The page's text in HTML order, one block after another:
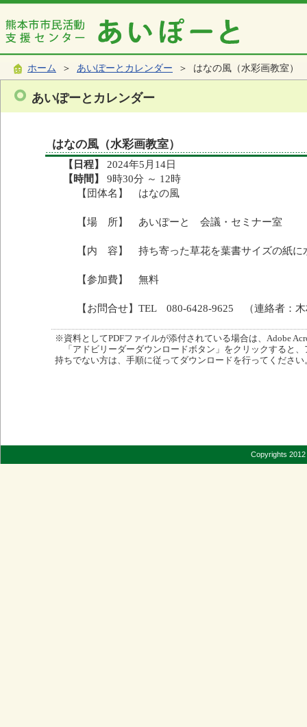
ホーム ＞ あいぽーとカレンダー ＞ はなの風（水彩画教室）
あいぽーとカレンダー
はなの風（水彩画教室）
【日程】
2024年5月14日
【時間】
9時30分 ～ 12時
【団体名】 はなの風
【場 所】 あいぽーと 会議・セミナー室
【内 容】 持ち寄った草花を葉書サイズの紙に
【参加費】 無料
【お問合せ】TEL 080-6428-9625 （連絡者：木
※資料としてPDFファイルが添付されている場合は、Adobe
「アドビリーダーダウンロードボタン」をクリックすると
持ちでない方は、手順に従ってダウンロードを行ってください
Copyrights